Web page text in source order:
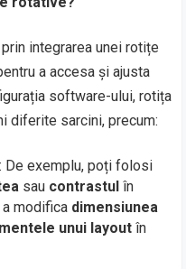
integrarea unei rotițe
a accesa și ajusta
software-ului, rotița
diferite sarcini, precum:
: De exemplu, poți folosi
sau contrastul în
modifica dimensiunea
unui layout în